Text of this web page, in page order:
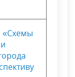
«Схемы